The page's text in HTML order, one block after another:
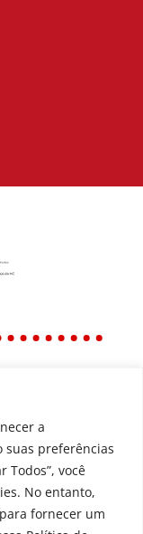
a
preferências
Todos”, você
No entanto,
fornecer um
dos